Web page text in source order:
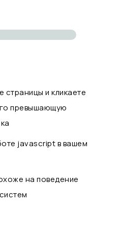
страницы и кликаете
превышающую
javascript в вашем
на поведение